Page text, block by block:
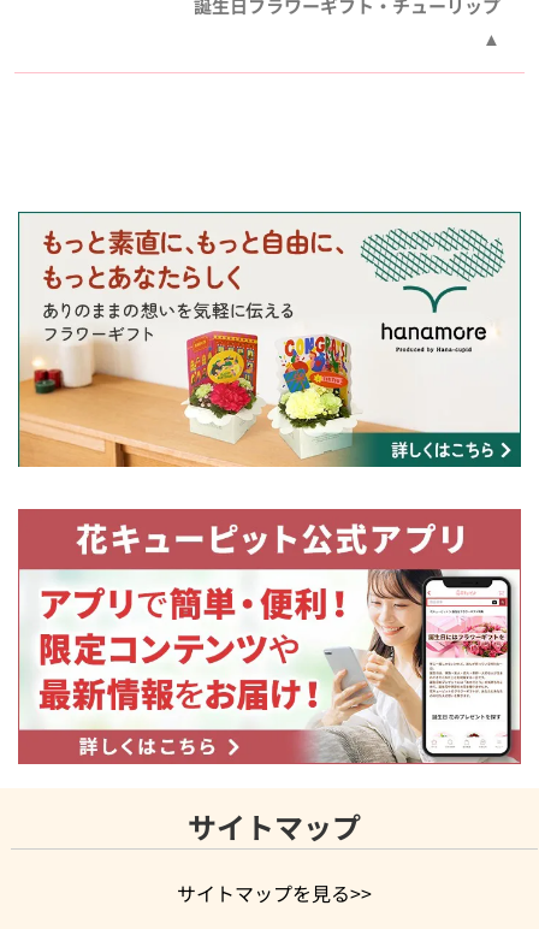
誕生日フラワーギフト・チューリップ
サイトマップ
サイトマップを見る>>